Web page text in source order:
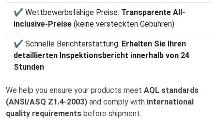
✔ Wettbewerbsfähige Preise: Transparente All-
inclusive-Preise (keine versteckten Gebühren)
✔ Schnelle Berichterstattung: Erhalten Sie Ihren
detaillierten Inspektionsbericht innerhalb von 24
Stunden
We help you ensure your products meet AQL standards
(ANSI/ASQ Z1.4-2003) and comply with international
quality requirements before shipment.